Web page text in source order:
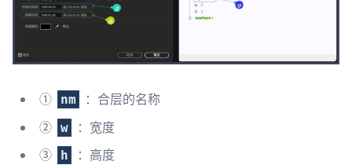
① nm
：合层的名称
② w
：宽度
③
h
：高度